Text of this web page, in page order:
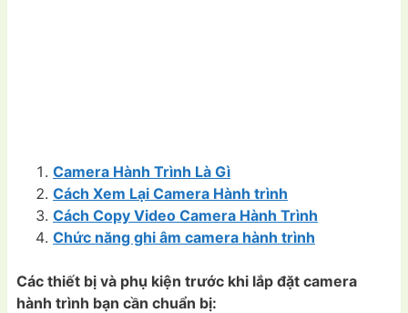
Camera Hành Trình Là Gì
Cách Xem Lại Camera Hành trình
Cách Copy Video Camera Hành Trình
Chức năng ghi âm camera hành trình
Các thiết bị và phụ kiện trước khi lắp đặt camera
hành trình bạn cần chuẩn bị: